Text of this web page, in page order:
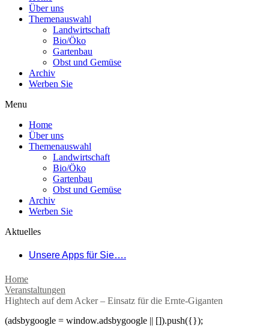
Über uns
Themenauswahl
Landwirtschaft
Bio/Öko
Gartenbau
Obst und Gemüse
Archiv
Werben Sie
Menu
Home
Über uns
Themenauswahl
Landwirtschaft
Bio/Öko
Gartenbau
Obst und Gemüse
Archiv
Werben Sie
Aktuelles
Unsere Apps für Sie….
Home
Veranstaltungen
Hightech auf dem Acker – Einsatz für die Ernte-Giganten
(adsbygoogle = window.adsbygoogle || []).push({});